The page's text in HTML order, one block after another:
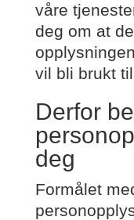
våre
deg om at
vil bli brukt
Derfor
deg
Formålet